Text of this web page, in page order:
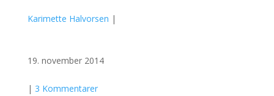
Karimette Halvorsen |
19. november 2014
| 3 Kommentarer